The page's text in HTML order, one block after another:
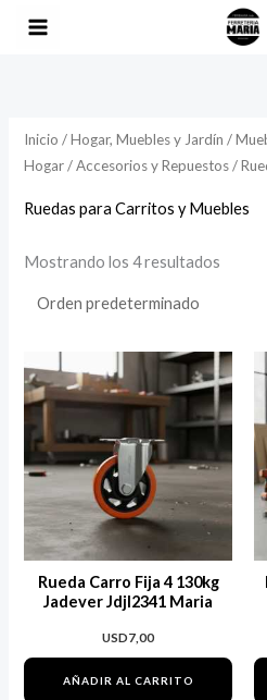
Inicio /Hogar, Muebles y Jardín /
Hogar/Accesorios y Repuestos/
Ruedas para Carritos y Muebles
Mostrando los 4 resultados
Rueda Carro Fija 4 130kg
Jadever Jdjl2341 Maria
USD7,00
AÑADIR AL CARRITO